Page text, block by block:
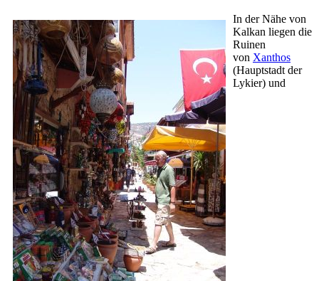
In der Nähe von
Kalkan liegen die
Ruinen
von Xanthos
(Hauptstadt der
Lykier) und